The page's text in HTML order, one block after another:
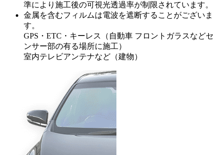
準により施工後の可視光透過率が制限されています。
金属を含むフィルムは電波を遮断することがございま
す。
GPS・ETC・キーレス（自動車 フロントガラスなどセ
ンサー部の有る場所に施工）
室内テレビアンテナなど（建物）